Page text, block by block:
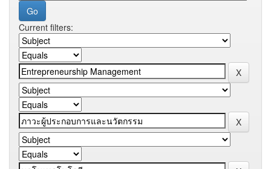
Current filters: